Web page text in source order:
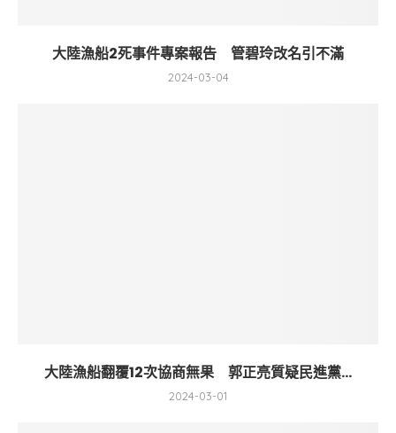
大陸漁船2死事件專案報告 管碧玲改名引不滿
2024-03-04
大陸漁船翻覆12次協商無果 郭正亮質疑民進黨...
2024-03-01